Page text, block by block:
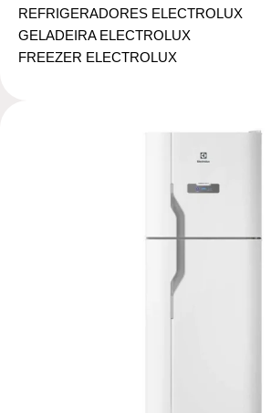
REFRIGERADORES ELECTROLUX
GELADEIRA ELECTROLUX
FREEZER ELECTROLUX